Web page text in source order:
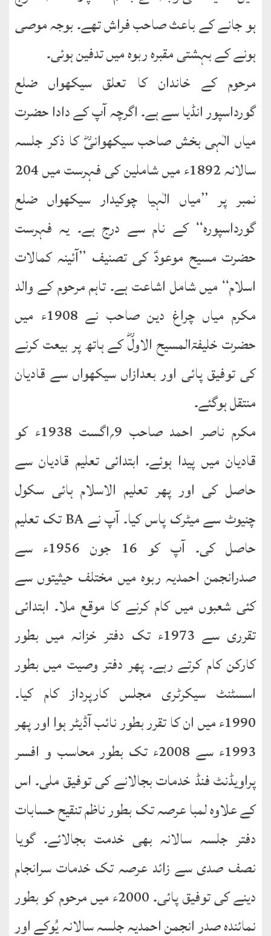
عیدین
خطابات
تربیتی
نشست
ھوالشافی
کتب
انور
اردو
کتب
تعارف
:
’’پردہ‘‘
English
Books
راہنمائی
متفرق
مِرقاتُ
فی
حَیاتِ
نورالدّین
متفرق
کتب
سلسلہ
ہو جانے کے باعث صاحب فراش تھے۔ بوجہ موصی
ہونے کے بہشتی مقبرہ ربوہ میں تدفین ہوئی۔
مرحوم کے خاندان کا تعلق سیکھواں ضلع
گورداسپور انڈیا سے ہے۔ اگرچہ آپ کے دادا حضرت
میاں الٰہی بخش صاحب سیکھوانیؓ کا ذکر جلسہ
سالانہ 1892ء میں شاملین کی فہرست میں 204
نمبر پر ’’میاں الٰہیا چوکیدار سیکھواں ضلع
گورداسپورہ‘‘ کے نام سے درج ہے۔ یہ فہرست
حضرت مسیح موعودؑ کی تصنیف ’’آئینہ کمالات
اسلام‘‘ میں شامل اشاعت ہے۔ تاہم مرحوم کے والد
مکرم میاں چراغ دین صاحب نے 1908ء میں
حضرت خلیفۃالمسیح الاولؓ کے ہاتھ پر بیعت کرنے
کی توفیق پائی اور بعدازاں سیکھواں سے قادیان
منتقل ہوگئے۔
مکرم ناصر احمد صاحب 9؍اگست 1938ء کو
قادیان میں پیدا ہوئے۔ ابتدائی تعلیم قادیان سے
حاصل کی اور پھر تعلیم الاسلام ہائی سکول
چنیوٹ سے میٹرک پاس کیا۔ آپ نے BA تک تعلیم
حاصل کی۔ آپ کو 16 جون 1956ء سے
صدرانجمن احمدیہ ربوہ میں مختلف حیثیتوں سے
کئی شعبوں میں کام کرنے کا موقع ملا۔ ابتدائی
تقرری سے 1973ء تک دفتر خزانہ میں بطور
کارکن کام کرتے رہے۔ پھر دفتر وصیت میں بطور
اسسٹنٹ سیکرٹری مجلس کارپرداز کام کیا۔
1990ء میں ان کا تقرر بطور نائب آڈیٹر ہوا اور پھر
1993ء سے 2008ء تک بطور محاسب و افسر
پراویڈنٹ فنڈ خدمات بجالانے کی توفیق ملی۔ اس
کے علاوہ لمبا عرصہ تک بطور ناظم تنقیح حسابات
دفتر جلسہ سالانہ بھی خدمت بجالائے۔ گویا
نصف صدی سے زائد عرصہ تک خدمات سرانجام
دینے کی توفیق پائی۔ 2000ء میں مرحوم کو بطور
نمائندہ صدر انجمن احمدیہ جلسہ سالانہ یُوکے اور